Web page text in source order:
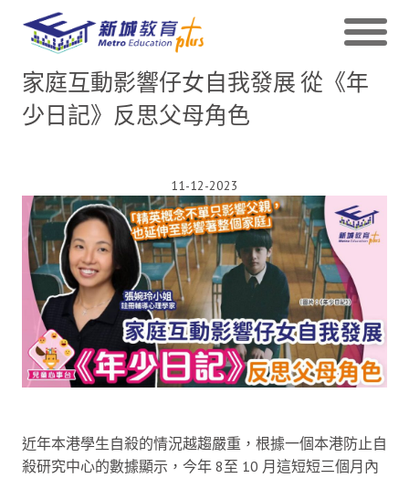
家庭互動影響仔女自我發展 從《年
少日記》反思父母角色
11-12-2023
近年本港學生自殺的情況越趨嚴重，根據一個本港防止自
殺研究中心的數據顯示，今年 8至 10 月這短短三個月內